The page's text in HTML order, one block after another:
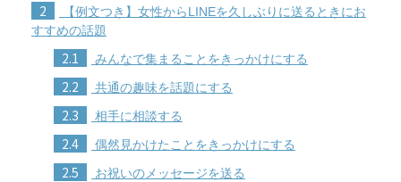
2
【例文つき】女性からLINEを久しぶりに送るときにお
すすめの話題
2.1 みんなで集まることをきっかけにする
2.2 共通の趣味を話題にする
2.3 相手に相談する
2.4 偶然見かけたことをきっかけにする
2.5 お祝いのメッセージを送る